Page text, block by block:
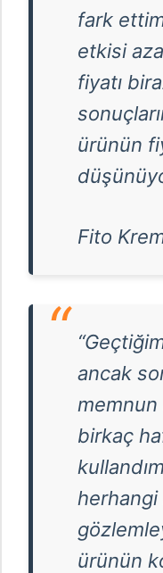
fark
etkisi
fiyatı
ürünün
Fito
ancak
memnun
birkaç
ürünün